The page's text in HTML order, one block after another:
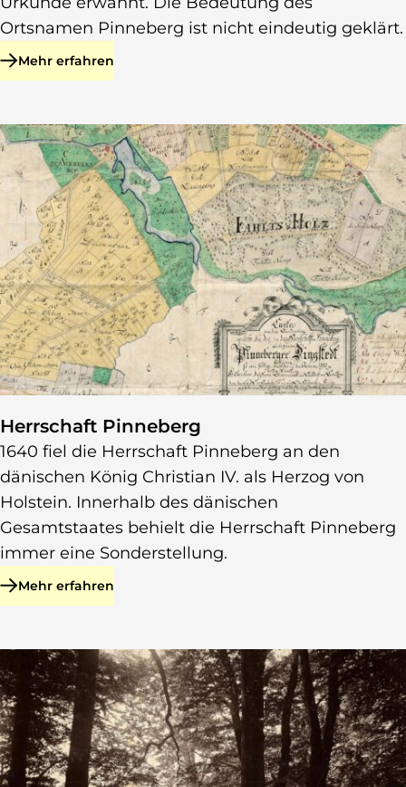
Ortsnamen Pinneberg ist nicht eindeutig geklärt.
Mehr erfahren
zu Grafschaft Holstein(-Pinneberg) und Schaumburg
Herrschaft Pinneberg
1640 fiel die Herrschaft Pinneberg an den
dänischen König Christian IV. als Herzog von
Holstein. Innerhalb des dänischen
Gesamtstaates behielt die Herrschaft Pinneberg
immer eine Sonderstellung.
Mehr erfahren
zu Herrschaft Pinneberg